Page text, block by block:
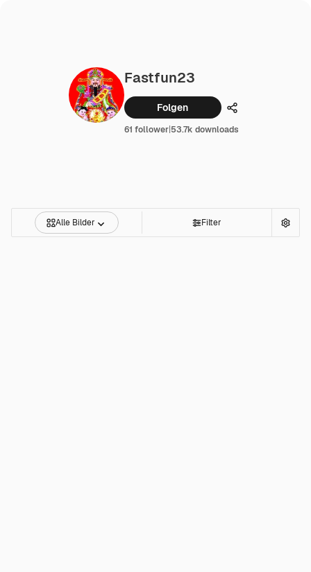
Fastfun23
Folgen Teilen
61 follower|53.7k downloads
Alle Bilder Filter